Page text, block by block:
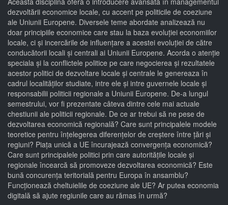
dezvoltării economice locale, cu accent pe politicile de coeziune
ale Uniunii Europene. Diversele teme abordate analizează nu
doar principiile economice care stau la baza evoluției economiilor
locale, ci și incercările de influențare a acestei evoluției de către
conducătorii locali și centrali ai Uniunii Europene. Acorda o atenție
speciala și la conflictele politice pe care negocierea și rezultatele
acestor politici de dezvoltare locale și centrale le genereaza în
cadrul localităților studiate, intre ele și intre guvernele locale și
responsabilii politicii regionale a Uniunii Europene. De-a lungul
semestrului, vor fi prezentate câteva dintre cele mai actuale
chestiunii ale politicii regionale. De ce ar trebui să ne pese de
dezvoltarea economică regională? Care sunt principalele modele
teoretice pentru înțelegerea diferențelor de creștere între țări și
regiuni? Piața unică a UE încurajează convergența economică?
Care sunt principalele politici prin care autoritățile locale și
regionale încearcă să promoveze dezvoltarea economică? Este
bună concurența teritorială pentru Europa în ansamblu?
Funcționează cheltuielile de coeziune ale UE? Ar putea economia
digitală să ajute regiunile care au rămas în urmă?